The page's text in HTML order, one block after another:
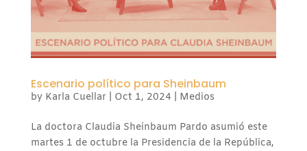
Escenario político para Sheinbaum
by Karla Cuellar Oct 1, 2024| Medios
La doctora Claudia Sheinbaum Pardo asumió este
martes 1 de octubre la Presidencia de la República,